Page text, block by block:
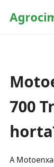
700
A